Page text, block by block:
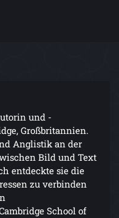
und -
Großbritannien.
Anglistik an der
Bild und Text
entdeckte sie die
zu verbinden
School of